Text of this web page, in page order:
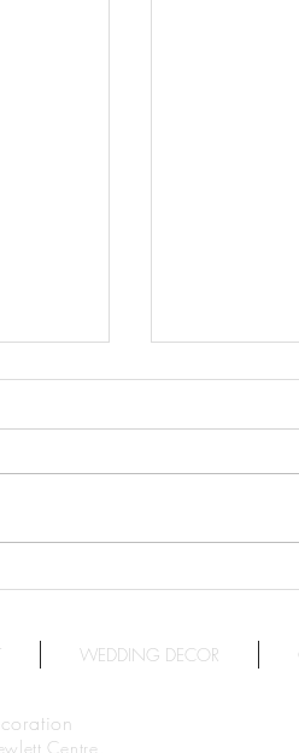
WEDDING DECOR
Centre,